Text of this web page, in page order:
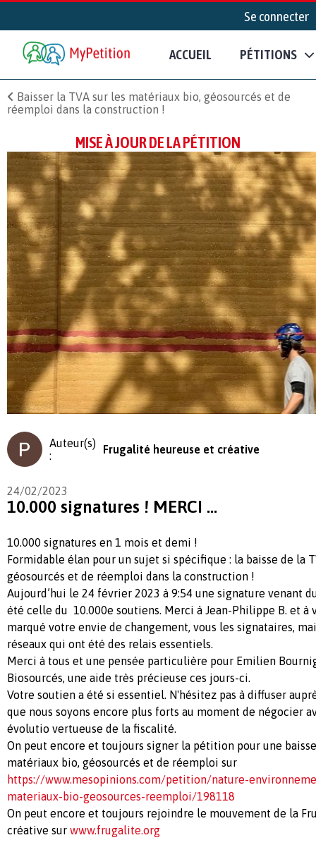
Se connecter
ACCUEIL PÉTITIONS
Baisser la TVA sur les matériaux bio, géosourcés et de
réemploi dans la construction !
MISE À JOUR DE LA PÉTITION
Auteur(s)
:
Frugalité heureuse et créative
24/02/2023
10.000 signatures ! MERCI …
10.000 signatures en 1 mois et demi !
Formidable élan pour un sujet si spécifique : la baisse de la
géosourcés et de réemploi dans la construction !
Aujourd’hui le 24 février 2023 à 9:54 une signature venant
été celle du 10.000e soutiens. Merci à Jean-Philippe B. et à
marqué votre envie de changement, vous les signataires,
réseaux qui ont été des relais essentiels.
Merci à tous et une pensée particulière pour Emilien
Biosourcés, une aide très précieuse ces jours-ci.
Votre soutien a été si essentiel. N'hésitez pas à diffuser
que nous soyons encore plus forts au moment de négocier
évolutio vertueuse de la fiscalité.
On peut encore et toujours signer la pétition pour une
matériaux bio, géosourcés et de réemploi sur
https://www.mesopinions.com/petition/nature-
materiaux-bio-geosources-reemploi/198118
On peut encore et toujours rejoindre le mouvement de la
créative sur www.frugalite.org